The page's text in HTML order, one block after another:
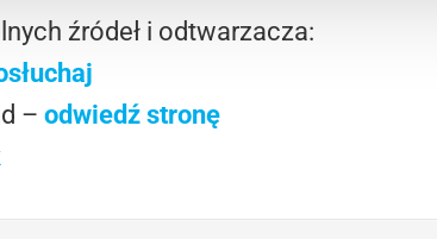
źródeł i odtwarzacza:
– odwiedź stronę